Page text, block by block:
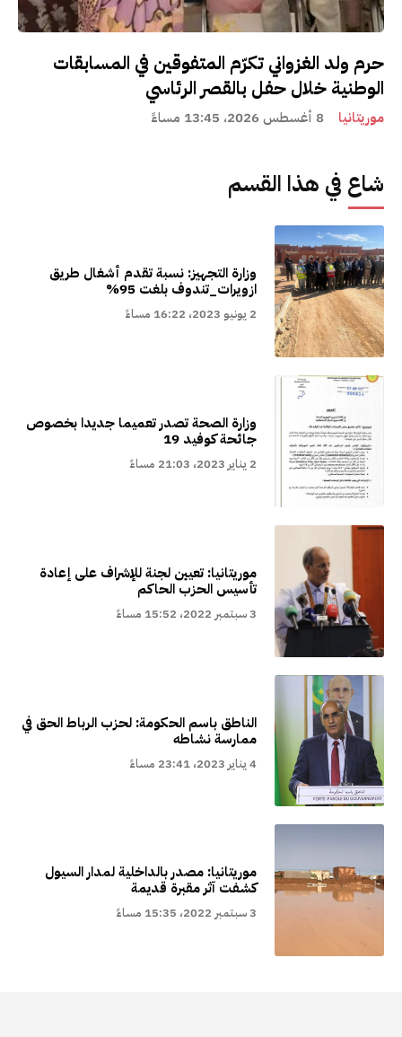
حرم ولد الغزواني تكرّم المتفوقين في المسابقات
الوطنية خلال حفل بالقصر الرئاسي
موريتانيا 8 أغسطس 2026، 13:45 مساءً
شاع في هذا القسم
وزارة التجهيز: نسبة تقدم أشغال طريق
ازويرات_تندوف بلغت 95%
2 يونيو 2023، 16:22 مساءً
وزارة الصحة تصدر تعميما جديدا بخصوص
جائحة كوفيد 19
2 يناير 2023، 21:03 مساءً
موريتانيا: تعيين لجنة للإشراف على إعادة
تأسيس الحزب الحاكم
3 سبتمبر 2022، 15:52 مساءً
الناطق باسم الحكومة: لحزب الرباط الحق في
ممارسة نشاطه
4 يناير 2023، 23:41 مساءً
موريتانيا: مصدر بالداخلية لمدار السيول
كشفت آثر مقبرة قديمة
3 سبتمبر 2022، 15:35 مساءً